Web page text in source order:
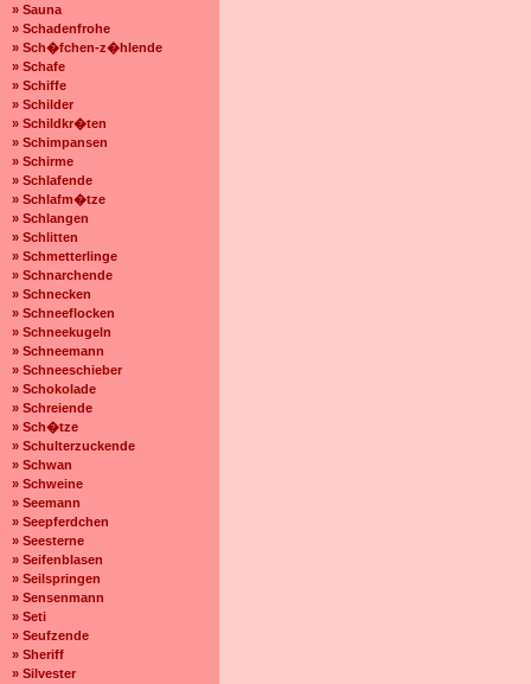
» Sauna
» Schadenfrohe
» Sch�fchen-z�hlende
» Schafe
» Schiffe
» Schilder
» Schildkr�ten
» Schimpansen
» Schirme
» Schlafende
» Schlafm�tze
» Schlangen
» Schlitten
» Schmetterlinge
» Schnarchende
» Schnecken
» Schneeflocken
» Schneekugeln
» Schneemann
» Schneeschieber
» Schokolade
» Schreiende
» Sch�tze
» Schulterzuckende
» Schwan
» Schweine
» Seemann
» Seepferdchen
» Seesterne
» Seifenblasen
» Seilspringen
» Sensenmann
» Seti
» Seufzende
» Sheriff
» Silvester